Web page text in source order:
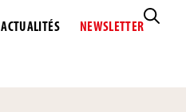
ACTUALITÉS NEWSLETTER